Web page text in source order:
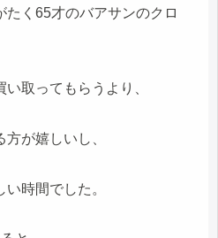
たく65才のバアサンのクロ
取ってもらうより、
が嬉しいし、
時間でした。